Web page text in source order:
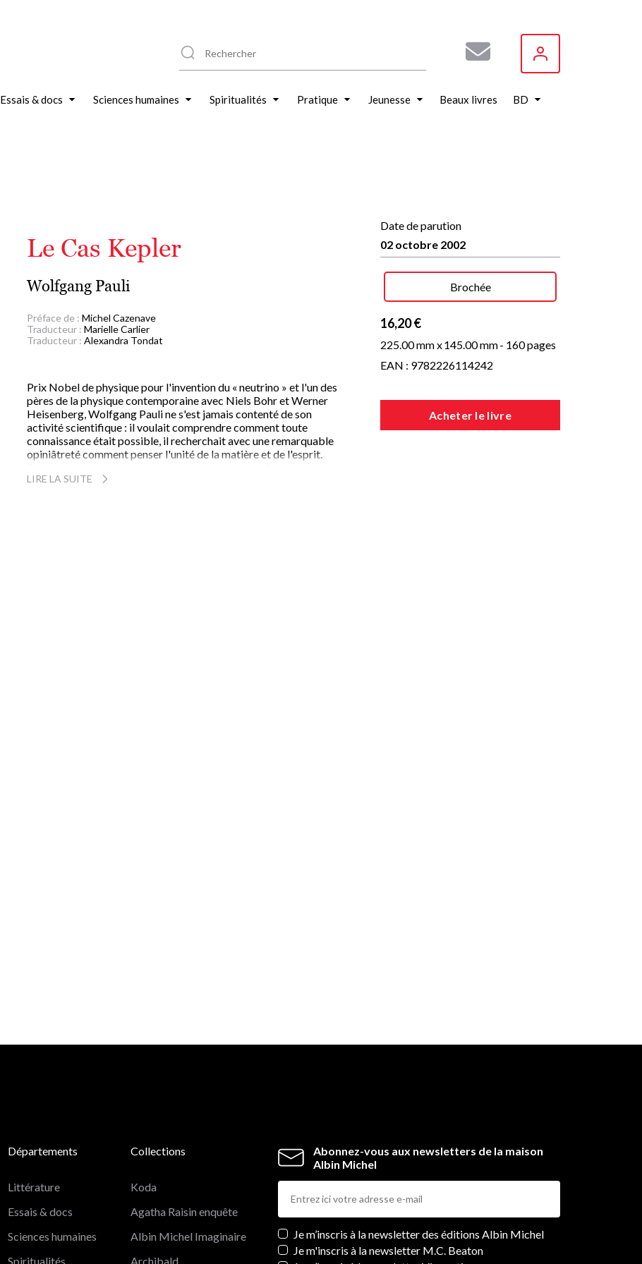
Essais & docs Sciences humaines Spiritualités Pratique Jeunesse Beaux livres BD
Le Cas Kepler
Wolfgang Pauli
Préface de : Michel Cazenave
Traducteur : Marielle Carlier
Traducteur : Alexandra Tondat
Prix Nobel de physique pour l'invention du « neutrino » et l'un des
pères de la physique contemporaine avec Niels Bohr et Werner
Heisenberg, Wolfgang Pauli ne s'est jamais contenté de son
activité scientifique : il voulait comprendre comment toute
connaissance était possible, il recherchait avec une remarquable
opiniâtreté comment penser l'unité de la matière et de l'esprit.
de la matière et de l'âme, il collabora avec le grand psychologue
LIRE LA SUITE
Date de parution
02 octobre 2002
Brochée
16,20 €
225.00 mm x145.00 mm- 160 pages
EAN : 9782226114242
Acheter le livre
Abonnez-vous aux newsletters de la maison
Albin Michel
Newsletters
Je m’inscris à la newsletter des éditions Albin Michel
Je m'inscris à la newsletter M.C. Beaton
Départements
Littérature
Essais & docs
Sciences humaines
Spiritualités
Collections
Koda
Agatha Raisin enquête
Albin Michel Imaginaire
Archibald